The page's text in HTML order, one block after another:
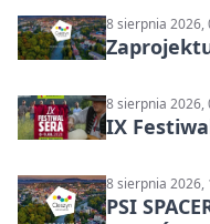
8 sierpnia 2026,
8 sierpnia 2026,
IX
8 sierpnia 2026,
PSI